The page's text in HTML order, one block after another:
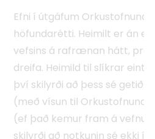
Efni í útgáfum Orkustofnunar
höfundarétti. Heimilt er án
vefsins á rafrænan hátt,
dreifa. Heimild til slíkrar
því skilyrði að þess sé getið
(með vísun til
(ef það kemur fram á
skilyrði að notkunin sé ekki í